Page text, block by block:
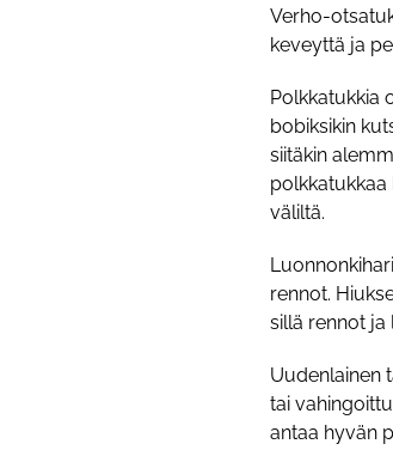
Verho-
keveyttä ja
Polkkatukkia
bobiksikin
siitäkin
polkkatukkaa
väliltä.
rennot.
sillä rennot ja
Uudenlainen
tai
antaa hyvän